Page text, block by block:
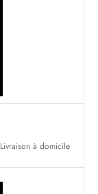
Livraison à domicile